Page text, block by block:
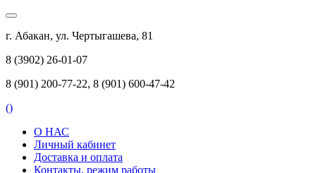
г. Абакан, ул. Чертыгашева, 81
8 (3902) 26-01-07
8 (901) 200-77-22, 8 (901) 600-47-42
()
О НАС
Личный кабинет
Доставка и оплата
Контакты, режим работы